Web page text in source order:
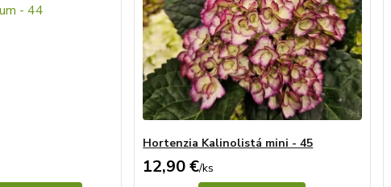
Hortenzia Kalinolistá mini - 45
12,90 €/ks